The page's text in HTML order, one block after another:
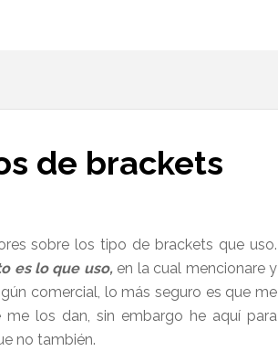
de brackets
sobre los tipo de brackets que uso.
es lo que uso, en la cual mencionare y
comercial, lo más seguro es que me
los dan, sin embargo he aquí para
no también.